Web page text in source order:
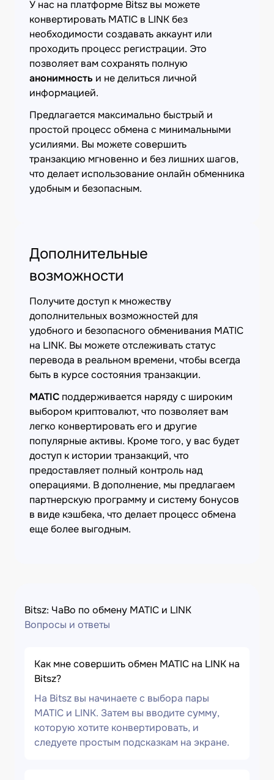
У нас на платформе Bitsz вы можете
конвертировать MATIC в LINK без
необходимости создавать аккаунт или
проходить процесс регистрации. Это
позволяет вам сохранять полную
анонимность и не делиться личной
информацией.
Предлагается максимально быстрый и
простой процесс обмена с минимальными
усилиями. Вы можете совершить
транзакцию мгновенно и без лишних шагов,
что делает использование онлайн обменника
удобным и безопасным.
Дополнительные
возможности
Получите доступ к множеству
дополнительных возможностей для
удобного и безопасного обменивания MATIC
на LINK. Вы можете отслеживать статус
перевода в реальном времени, чтобы всегда
быть в курсе состояния транзакции.
MATIC поддерживается наряду с широким
выбором криптовалют, что позволяет вам
легко конвертировать его и другие
популярные активы. Кроме того, у вас будет
доступ к истории транзакций, что
предоставляет полный контроль над
операциями. В дополнение, мы предлагаем
партнерскую программу и систему бонусов
в виде кэшбека, что делает процесс обмена
еще более выгодным.
Bitsz: ЧаВо по обмену MATIC и LINK
Вопросы и ответы
Как мне совершить обмен MATIC на LINK на
Bitsz?
На Bitsz вы начинаете с выбора пары
MATIC и LINK. Затем вы вводите сумму,
которую хотите конвертировать, и
следуете простым подсказкам на экране.